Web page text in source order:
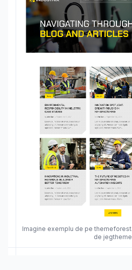
Imagine exemplu de pe
de jegtheme